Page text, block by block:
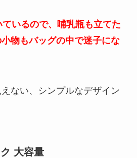
いるので、哺乳瓶も立てた
物もバッグの中で迷子にな
ない、シンプルなデザイン
大容量